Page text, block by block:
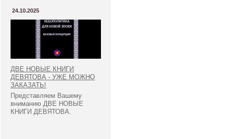
24.10.2025
ДВЕ НОВЫЕ КНИГИ
ДЕВЯТОВА - УЖЕ МОЖНО
ЗАКАЗАТЬ!
Представляем Вашему
вниманию ДВЕ НОВЫЕ
КНИГИ ДЕВЯТОВА.